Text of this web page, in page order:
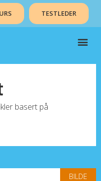
TESTLEDER
basert på
BILDE